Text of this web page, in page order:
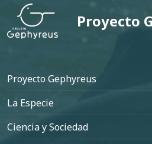
Proyecto
Pie de página
Proyecto Gephyreus
La Especie
Ciencia y Sociedad